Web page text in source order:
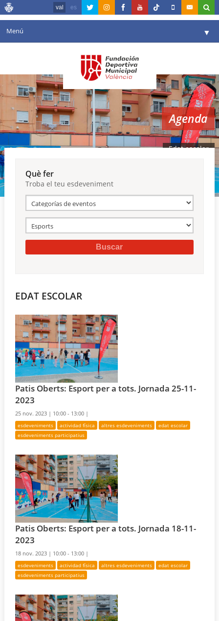
val es
Menú ▼
Agenda
Instal·lacions ▼
Comunicació ▼
València en esport ▼
Reserves
Agenda
Edat escolar
Què fer
Troba el teu esdeveniment
EDAT ESCOLAR
Patis Oberts: Esport per a tots. Jornada 25-11-
2023
25 nov. 2023 | 10:00 - 13:00 |
esdeveniments actividad física altres esdeveniments
edat escolar
esdeveniments participatius
Patis Oberts: Esport per a tots. Jornada 18-11-
2023
18 nov. 2023 | 10:00 - 13:00 |
esdeveniments actividad física altres esdeveniments
edat escolar
esdeveniments participatius